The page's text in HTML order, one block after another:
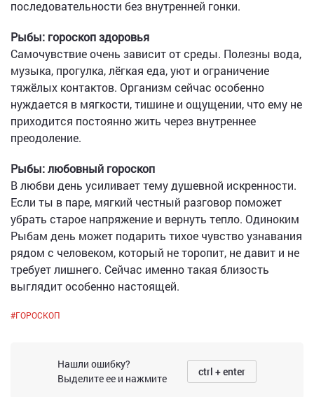
последовательности без внутренней гонки.
Рыбы: гороскоп здоровья
Самочувствие очень зависит от среды. Полезны вода,
музыка, прогулка, лёгкая еда, уют и ограничение
тяжёлых контактов. Организм сейчас особенно
нуждается в мягкости, тишине и ощущении, что ему не
приходится постоянно жить через внутреннее
преодоление.
Рыбы: любовный гороскоп
В любви день усиливает тему душевной искренности.
Если ты в паре, мягкий честный разговор поможет
убрать старое напряжение и вернуть тепло. Одиноким
Рыбам день может подарить тихое чувство узнавания
рядом с человеком, который не торопит, не давит и не
требует лишнего. Сейчас именно такая близость
выглядит особенно настоящей.
#ГОРОСКОП
Нашли ошибку?
Выделите ее и нажмите
ctrl + enter